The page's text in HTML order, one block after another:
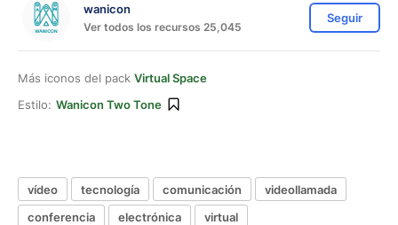
wanicon
Ver todos los recursos 25,045
Seguir
Más iconos del pack Virtual Space
Estilo: Wanicon Two Tone
vídeo tecnología comunicación
videollamada
conferencia
electrónica virtual